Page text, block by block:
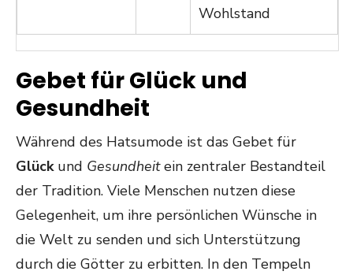
Wohlstand
Gebet für Glück und
Gesundheit
Während des Hatsumode ist das Gebet für
Glückund Gesundheitein zentraler Bestandteil
der Tradition. Viele Menschen nutzen diese
Gelegenheit, um ihre persönlichen Wünsche in
die Welt zu senden und sich Unterstützung
durch die Götter zu erbitten. In den Tempeln